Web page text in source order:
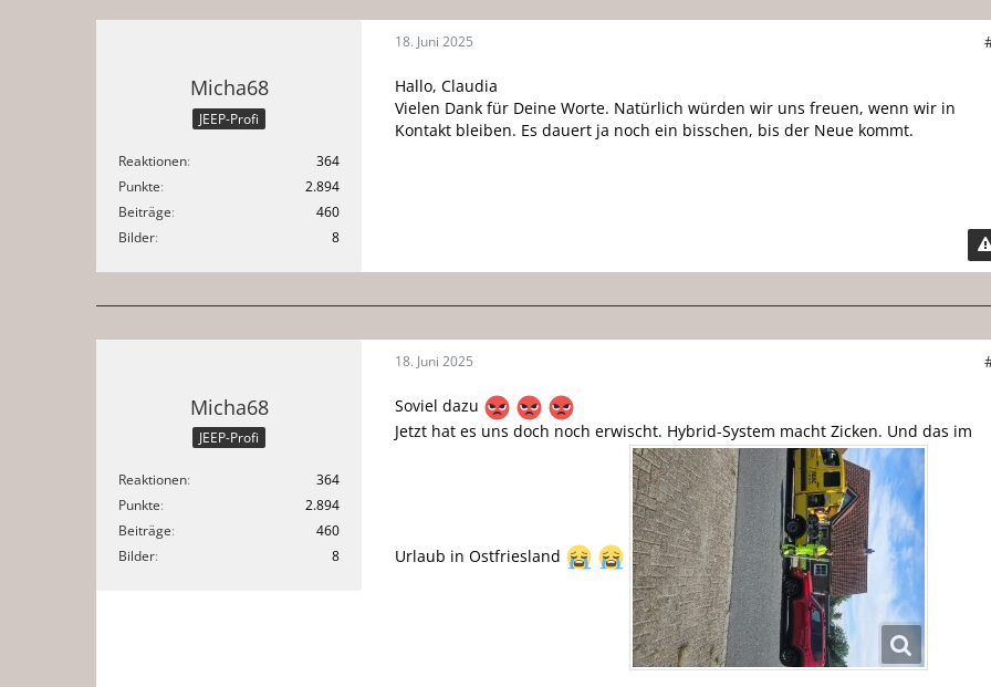
Micha68
JEEP-Profi
Reaktionen
364
Punkte
2.894
Beiträge
460
Bilder
8
18. Juni 2025
Hallo, Claudia
Vielen Dank für Deine Worte. Natürlich würden wir uns freuen, wenn wir in
Kontakt bleiben. Es dauert ja noch ein bisschen, bis der Neue kommt.
Micha68
JEEP-Profi
Reaktionen
364
Punkte
2.894
Beiträge
460
Bilder
8
18. Juni 2025
Soviel dazu
Jetzt hat es uns doch noch erwischt. Hybrid-System macht Zicken. Und das im
Urlaub in Ostfriesland